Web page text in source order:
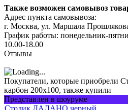
Также возможен самовывоз
Адрес пункта самовывоза:
г. Москва, ул. Маршала
График работы: понедельник-
10.00-18.00
Отзывы
Покупатели, которые приобрели
карбон 200x100, также купили
Представлен в шоуруме
Столик ДАЛАНО черный